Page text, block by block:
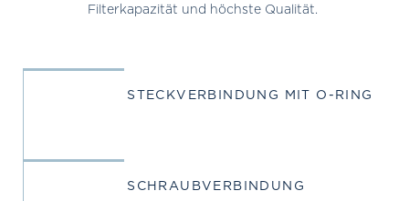
Filterkapazität und höchste Qualität.
STECKVERBINDUNG MIT O-RING
SCHRAUB­VERBINDUNG